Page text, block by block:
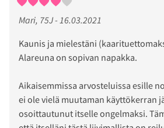
Mari, 75J - 16.03.2021
Kaunis ja mielestäni
Alareuna on sopivan napakka.
Aikaisemmissa arvosteluissa esille
ei ole vielä muutaman käyttökerran
osoittautunut itselle ongelmaksi.